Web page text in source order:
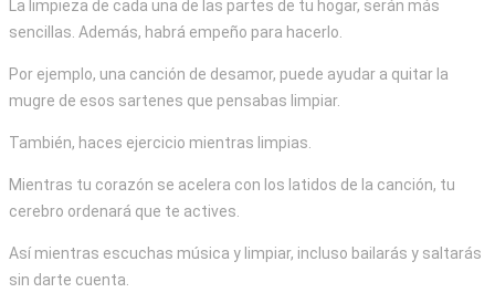
La limpieza de cada una de las partes de tu hogar, serán más
sencillas. Además, habrá empeño para hacerlo.
Por ejemplo, una canción de desamor, puede ayudar a quitar la
mugre de esos sartenes que pensabas limpiar.
También, haces ejercicio mientras limpias.
Mientras tu corazón se acelera con los latidos de la canción, tu
cerebro ordenará que te actives.
Así mientras escuchas música y limpiar, incluso bailarás y saltarás
sin darte cuenta.